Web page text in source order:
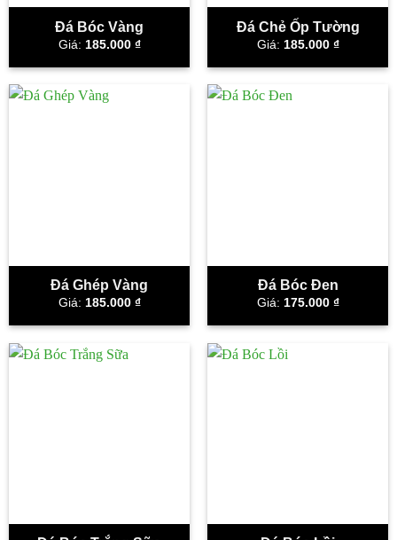
Đá Bóc Vàng
Giá: 185.000 ₫
Đá Chẻ Ốp Tường
Giá: 185.000 ₫
Đá Ghép Vàng
Giá: 185.000 ₫
Đá Bóc Đen
Giá: 175.000 ₫